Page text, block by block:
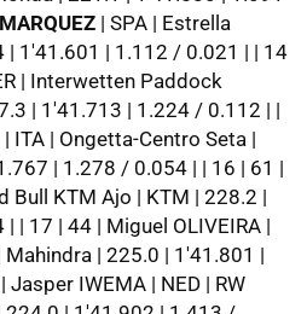
| SPA | Estrella
| 1'41.601 | 1.112 / 0.021 | | 14
| Interwetten Paddock
| 1'41.713 | 1.224 / 0.112 | |
ITA | Ongetta-Centro Seta |
| 1.278 / 0.054 | | 16 | 61 |
Bull KTM Ajo | KTM | 228.2 |
| 17 | 44 | Miguel OLIVEIRA |
Mahindra | 225.0 | 1'41.801 |
IWEMA | NED | RW